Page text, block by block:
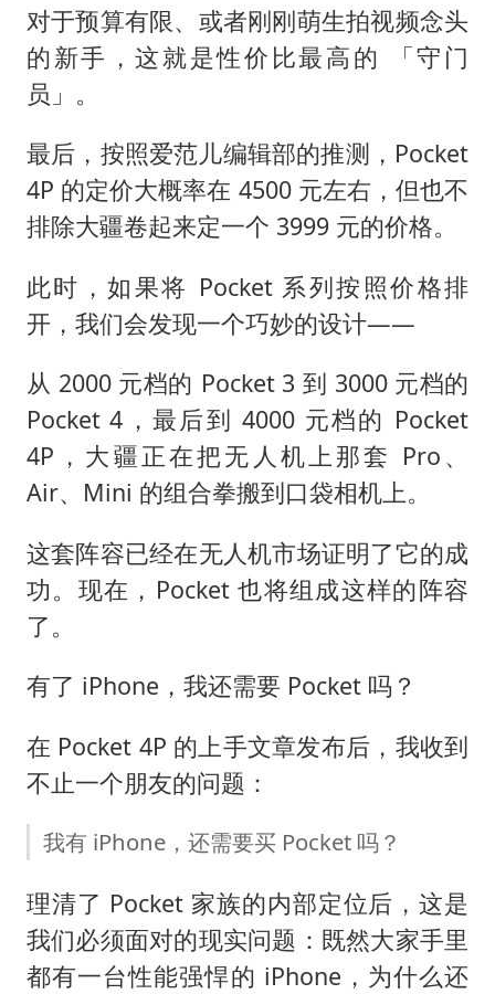
对于预算有限、或者刚刚萌生拍视频念头
的新手，这就是性价比最高的 「守门
员」。
最后，按照爱范儿编辑部的推测，Pocket
4P 的定价大概率在 4500 元左右，但也不
排除大疆卷起来定一个 3999 元的价格。
此时，如果将 Pocket 系列按照价格排
开，我们会发现一个巧妙的设计——
从 2000 元档的 Pocket 3 到 3000 元档的
Pocket 4，最后到 4000 元档的 Pocket
4P，大疆正在把无人机上那套 Pro、
Air、Mini 的组合拳搬到口袋相机上。
这套阵容已经在无人机市场证明了它的成
功。现在，Pocket 也将组成这样的阵容
了。
有了 iPhone，我还需要 Pocket 吗？
在 Pocket 4P 的上手文章发布后，我收到
不止一个朋友的问题：
我有 iPhone，还需要买 Pocket 吗？
理清了 Pocket 家族的内部定位后，这是
我们必须面对的现实问题：既然大家手里
都有一台性能强悍的 iPhone，为什么还